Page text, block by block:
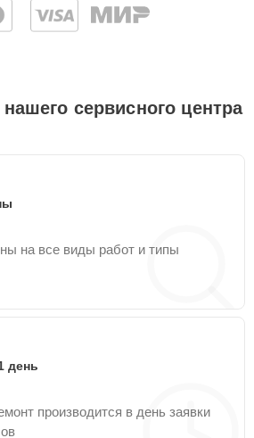
сервисного центра
на все виды работ и типы
день
производится в день заявки